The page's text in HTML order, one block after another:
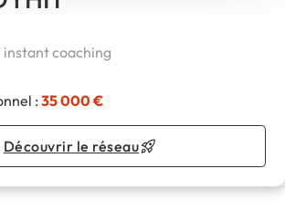
instant coaching
:35 000 €
Découvrir le réseau